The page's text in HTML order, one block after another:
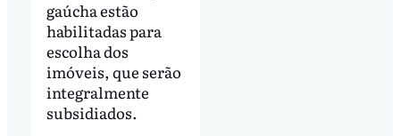
gaúcha estão
habilitadas para
escolha dos
imóveis, que serão
integralmente
subsidiados.